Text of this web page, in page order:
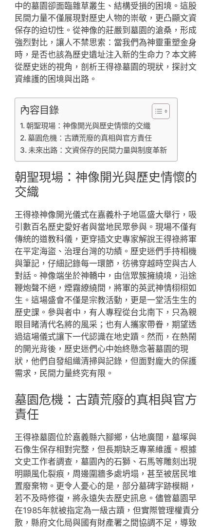
中的墓園卻面臨雜草叢生、結構受損的困境。這股
民間力量不僅展現對歷史人物的崇敬，更凸顯文資
保存的迫切性。從神像的莊嚴到墓園的滄桑，形成
強烈對比，讓人不禁思索：當我們為神靈重塑金身
時，是否也該為歷史遺址注入新的生命力？本文將
從歷史迷的視角，剖析王得祿墓園的現狀，探討文
資維護的困境與出路。
內容目錄
朝聖現場：神像開光與歷史情懷的交織
墓園危機：古蹟荒廢的真相與官方責任
未來出路：文資保存的民間力量與制度革新
朝聖現場：神像開光與歷史情懷的
交織
王得祿神像開光儀式在嘉義朴子地區盛大舉行，吸
引數百名歷史愛好者與當地民眾參與。現場不僅有
傳統的道教科儀，更穿插文史專家解說王得祿將軍
在平定海盜、治理台灣的功績。歷史迷們手持相機
與筆記，仔細記錄每一環節，彷彿穿越時空與古人
對話。神像端坐於神轎中，由信眾簇擁繞境，沿途
鞭炮聲不絕，煙霧繚繞間，將軍的英武神情栩栩如
生。這場盛會不僅是宗教活動，更是一堂活生生的
歷史課。參與者中，有人專程從台北南下，只為親
眼目睹清代名將的風采；也有人攜家帶眷，期望透
過這場儀式讓下一代認識在地史蹟。然而，在熱鬧
的開光背後，歷史迷們心中始終懸念著墓園的現
狀，他們自發組織清掃與記錄，但面對龐大的保護
需求，民間力量終究有限。
墓園危機：古蹟荒廢的真相與官方
責任
王得祿墓園位於嘉義縣六腳鄉，佔地廣闊，墓塚與
石像生保存相對完整，但長期缺乏專業維護。根據
文史工作者調查，墓園內的石獅、石馬等雕刻出現
明顯風化裂痕，周邊圍牆多處坍塌，甚至被居民堆
置廢棄物。更令人憂心的是，部分墓碑字跡模糊，
若不及時修復，將永遠失去歷史訊息。儘管墓園早
在1985年就被指定為一級古蹟，但實際管理權責分
散，縣府文化局與國有財產署之間協調不足，導致